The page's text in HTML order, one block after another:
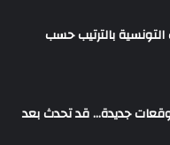
التونسية بالترتيب حسب
جديدة… قد تحدث بعد